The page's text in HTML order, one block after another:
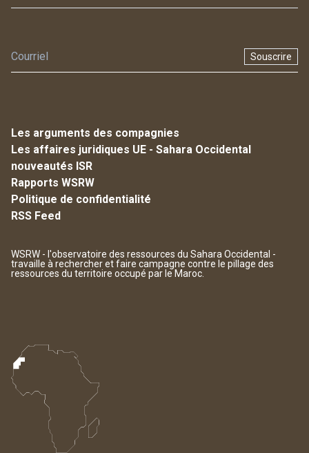
Souscrire
Les arguments des compagnies
Les affaires juridiques UE - Sahara Occidental
nouveautés ISR
Rapports WSRW
Politique de confidentialité
RSS Feed
WSRW - l'observatoire des ressources du Sahara Occidental -
travaille à rechercher et faire campagne contre le pillage des
ressources du territoire occupé par le Maroc.